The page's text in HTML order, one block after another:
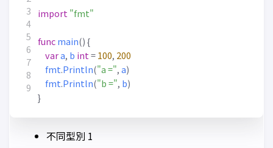
4
7
import "fmt"
funcmain() {
vara, b int =100, 200
fmt.Println("a =", a)
fmt.Println("b =", b)
}
不同型別 1